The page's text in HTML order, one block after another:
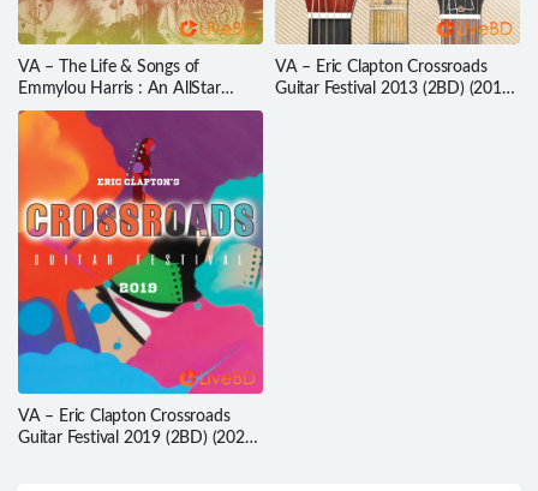
VA – The Life & Songs of
Emmylou Harris : An AllStar
Concert Celebration (2016) BD蓝
光原盘 18.1G
VA – Eric Clapton Crossroads
Guitar Festival 2013 (2BD) (2013)
VA – Eric Clapton Crossroads
Guitar Festival 2019 (2BD) (2020)